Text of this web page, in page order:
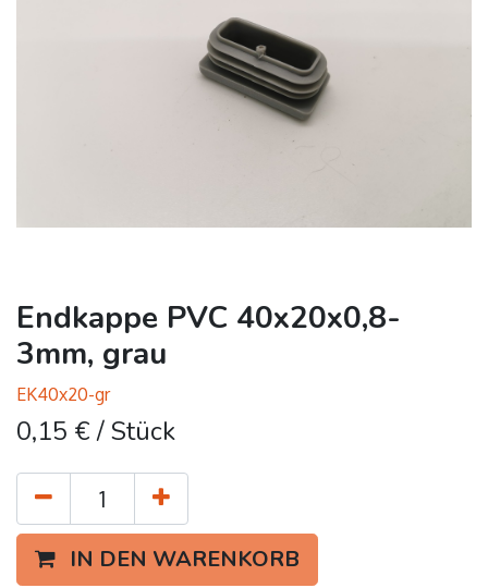
Endkappe PVC 40x20x0,8-
3mm, grau
EK40x20-gr
0,15 € / Stück
IN DEN WARENKORB